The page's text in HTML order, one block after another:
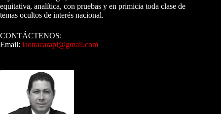
equitativa, analítica, con pruebas y en primicia toda clase de
temas ocultos de interés nacional.
CONTÁCTENOS:
Email: laotracarapi@gmail.com